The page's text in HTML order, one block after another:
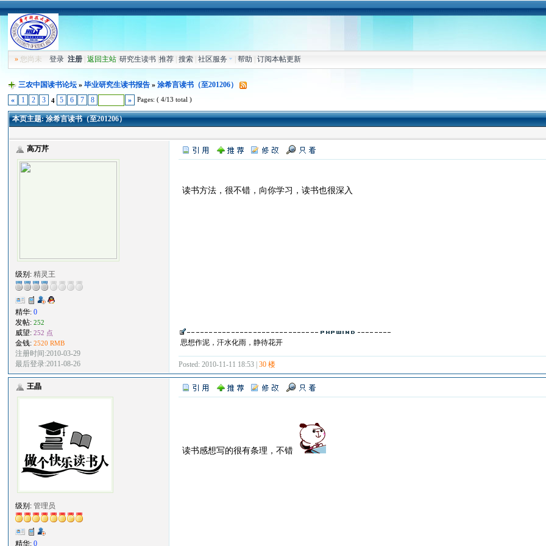
» 您尚未登录 注册 |返回主站 |研究生读书 |推荐 |搜索 |社区服务 |帮助 |订阅本帖更新
三农中国读书论坛»毕业研究生读书报告 »涂希言读书（至201206）
«
1 2 3 4 5 6 7 8 » Pages: ( 4/13 total )
本页主题:涂希言读书（至201206）
高万芹
级别:精灵王
精华:0
发帖:252
威望:252 点
金钱:2520 RMB
注册时间:2010-03-29
最后登录:2011-08-26
读书方法，很不错，向你学习，读书也很深入
思想作泥，汗水化雨，静待花开
Posted: 2010-11-11 18:53 |30 楼
王晶
级别:管理员
精华:0
读书感想写的很有条理，不错